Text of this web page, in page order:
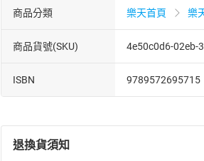
商品分類 樂天首頁 樂
商品貨號(SKU) 4e50c0d6-02eb-
ISBN 9789572695715
退換貨須知